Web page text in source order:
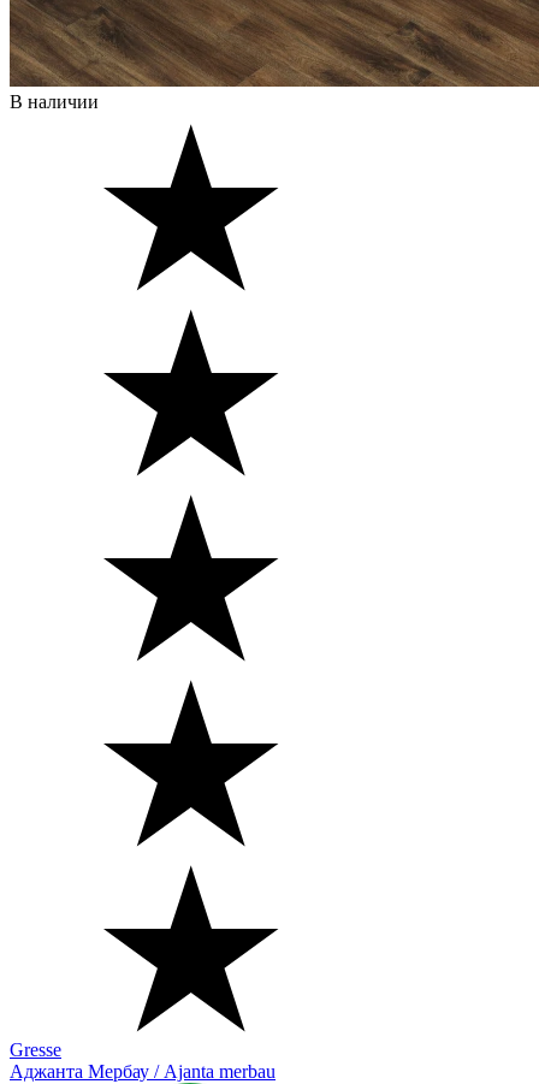
В наличии
Gresse
Аджанта Мербау / Ajanta merbau